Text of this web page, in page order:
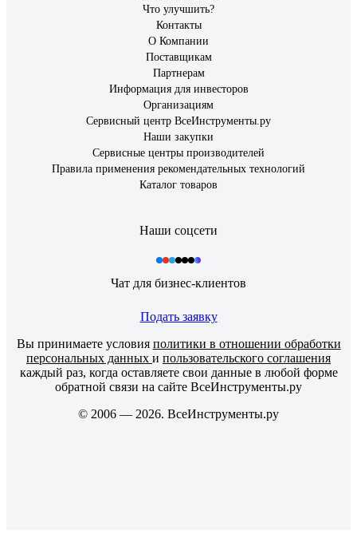
Что улучшить?
Контакты
О Компании
Поставщикам
Партнерам
Информация для инвесторов
Организациям
Сервисный центр ВсеИнструменты.ру
Наши закупки
Сервисные центры производителей
Правила применения рекомендательных технологий
Каталог товаров
Наши соцсети
Чат для бизнес-клиентов
Подать заявку
Вы принимаете условия политики в отношении обработки
персональных данных и пользовательского соглашения
каждый раз, когда оставляете свои данные в любой форме
обратной связи на сайте ВсеИнструменты.ру
© 2006 — 2026. ВсеИнструменты.ру